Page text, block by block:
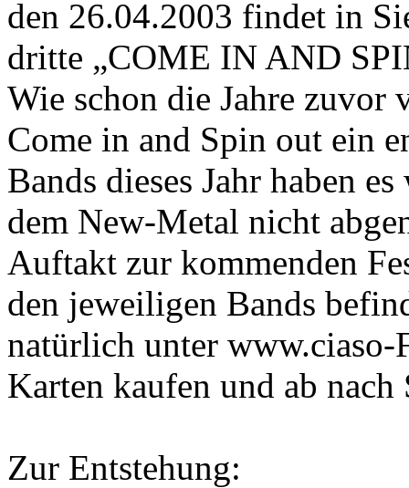
den 26.04.2003 findet in
dritte „COME IN AND
Wie schon die Jahre zuvor
Come in and Spin out ein
Bands dieses Jahr haben
dem New-Metal nicht
Auftakt zur kommenden
den jeweiligen Bands
natürlich unter www.ciaso-
Karten kaufen und ab nach
Zur Entstehung: